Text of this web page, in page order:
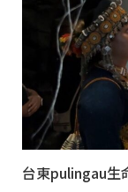
台東pulingau生